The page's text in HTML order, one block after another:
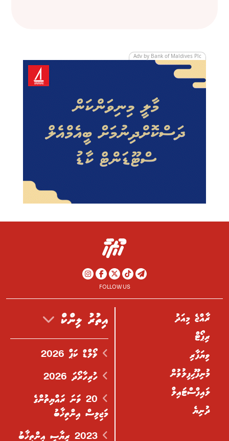
Adv by Bank of Maldives Plc
FOLLOW US
ރާއްޖެ މިއަދު
ރިޕޯޓް
ވިޔަފާރި
މުނިފޫހިފިލުވުން
ލައިފްސްޓައިލް
ދުނިޔެ
އިތުރު ލިންކް
ވޯލްޑް ކަޕް 2026
ހުރިހާރޯދަ 2026
20 ވަނަ ރައްޔިތުންގެ
މަޖިލިސް އިންތިޚާބު
2023 ރިޔާސީ އިންތިޚާބު